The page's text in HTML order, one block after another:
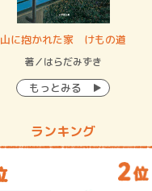
山に抱かれた家 けもの道
著／はらだみずき
もっとみる
ランキング